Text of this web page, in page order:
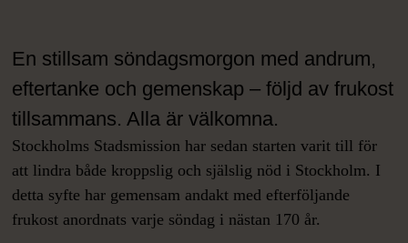
En stillsam söndagsmorgon med andrum,
eftertanke och gemenskap – följd av frukost
tillsammans. Alla är välkomna.
Stockholms Stadsmission har sedan starten varit till för
att lindra både kroppslig och själslig nöd i Stockholm. I
detta syfte har gemensam andakt med efterföljande
frukost anordnats varje söndag i nästan 170 år.